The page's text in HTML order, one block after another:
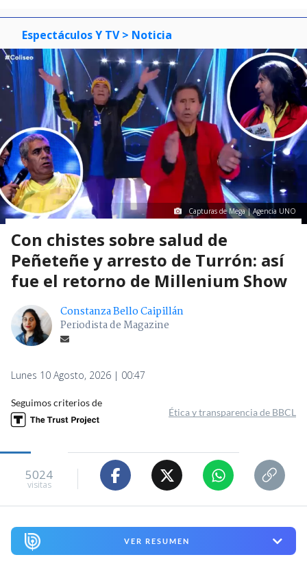
Espectáculos Y TV > Noticia
Capturas de Mega | Agencia UNO
Con chistes sobre salud de
Peñeteñe y arresto de Turrón: así
fue el retorno de Millenium Show
Constanza Bello Caipillán
Periodista de Magazine
Lunes 10 Agosto, 2026 | 00:47
Seguimos criterios de
Ética y transparencia de BBCL
5024
visitas
VER RESUMEN